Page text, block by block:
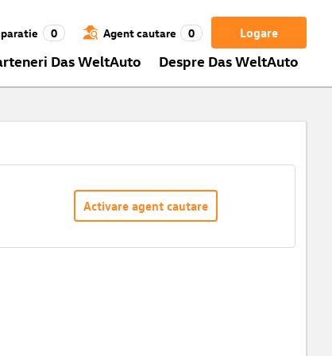
Logare
0 Agent cautare 0
Das WeltAuto Despre Das WeltAuto
Activare agent cautare